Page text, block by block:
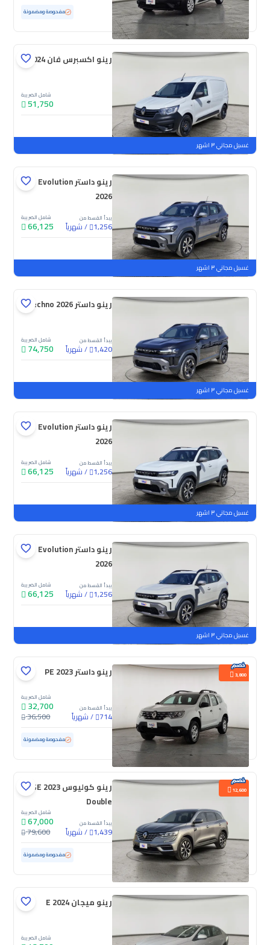
مستعملة 65,738 كم مفحوصة ومضمونة
رينو اكسبرس فان 2024
شامل الضريبة
51,750
جديدة
غسيل مجاني ٣ اشهر
رينو داستر Evolution
2026
يبدأ القسط من
1,256
/شهرياً
شامل الضريبة
66,125
جديدة
غسيل مجاني ٣ اشهر
رينو داستر Techno 2026
يبدأ القسط من
1,420
/شهرياً
شامل الضريبة
74,750
جديدة
غسيل مجاني ٣ اشهر
رينو داستر Evolution
2026
يبدأ القسط من
1,256
/شهرياً
شامل الضريبة
66,125
جديدة
غسيل مجاني ٣ اشهر
رينو داستر Evolution
2026
يبدأ القسط من
1,256
/شهرياً
شامل الضريبة
66,125
جديدة
غسيل مجاني ٣ اشهر
3,800 رينو داستر PE 2023
يبدأ القسط من
714
/شهرياً
شامل الضريبة
32,700
36,500
مستعملة 122,708 كم مفحوصة ومضمونة
12,600
رينو كوليوس SE 2023
Double
يبدأ القسط من
1,439
/شهرياً
شامل الضريبة
67,000
79,600
مستعملة 10,640 كم ممشى قليل مفحوصة ومضمونة
رينو ميجان E 2024
شامل الضريبة